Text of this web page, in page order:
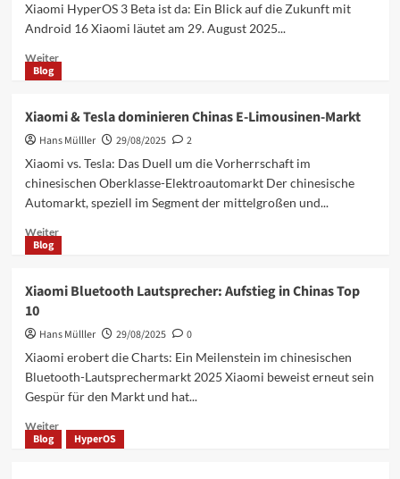
Wachstum
trotz
Xiaomi HyperOS 3 Beta ist da: Ein Blick auf die Zukunft mit
Android 16 Xiaomi läutet am 29. August 2025...
WeiterMehr
HyperOS
3
Beta:
16
mit
für
Modelle
Blog
Xiaomi & Tesla dominieren Chinas E-Limousinen-Markt
Hans Mülller 29/08/2025
2
Xiaomi vs. Tesla: Das Duell um die Vorherrschaft im
chinesischen Oberklasse-Elektroautomarkt Der chinesische
Automarkt, speziell im Segment der mittelgroßen und...
WeiterMehr
&
dominieren
E-
Limousinen-
Markt
Blog
Xiaomi Bluetooth Lautsprecher: Aufstieg in Chinas Top
10
Hans Mülller 29/08/2025
0
Xiaomi erobert die Charts: Ein Meilenstein im chinesischen
Bluetooth-Lautsprechermarkt 2025 Xiaomi beweist erneut sein
Gespür für den Markt und hat...
WeiterMehr
Informationen
Blog HyperOS